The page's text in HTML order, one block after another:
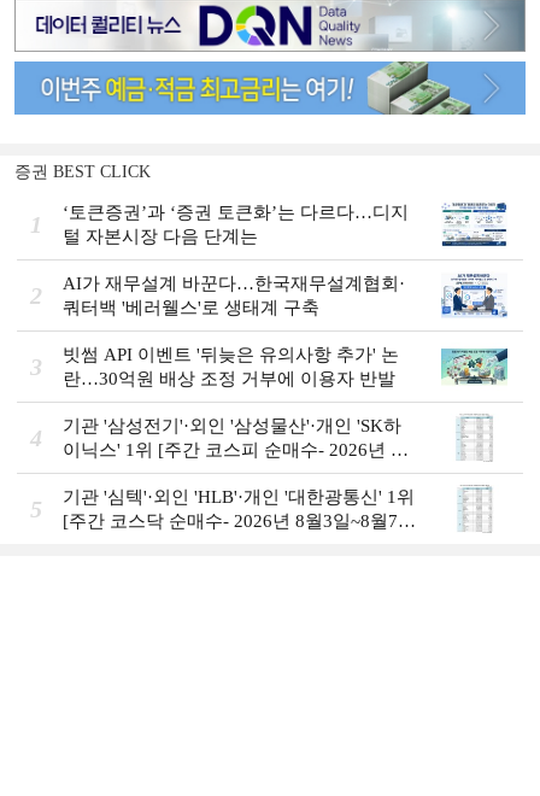
증권 BEST CLICK
1
‘토큰증권’과 ‘증권 토큰화’는 다르다…디지
털 자본시장 다음 단계는
2
AI가 재무설계 바꾼다…한국재무설계협회·
쿼터백 '베러웰스'로 생태계 구축
3
빗썸 API 이벤트 '뒤늦은 유의사항 추가' 논
란…30억원 배상 조정 거부에 이용자 반발
4
기관 '삼성전기'·외인 '삼성물산'·개인 'SK하
이닉스' 1위 [주간 코스피 순매수- 2026년 8
월3일~8월7일]
5
기관 '심텍'·외인 'HLB'·개인 '대한광통신' 1위
[주간 코스닥 순매수- 2026년 8월3일~8월7